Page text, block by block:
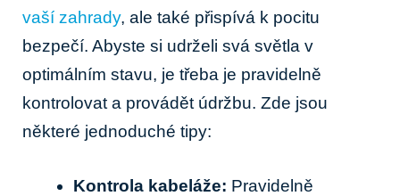
vaší zahrady, ale​ také přispívá​ k pocitu
⁢bezpečí. Abyste si udrželi svá světla v
optimálním​ stavu, je třeba je pravidelně
kontrolovat a provádět údržbu. ⁣Zde jsou
některé⁣ jednoduché ‍tipy:
Kontrola kabeláže: Pravidelně